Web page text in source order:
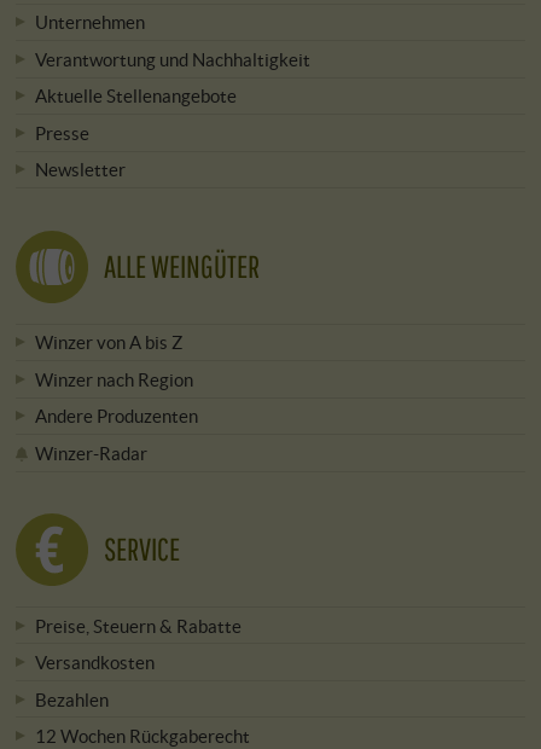
Unternehmen
Verantwortung und Nachhaltigkeit
Aktuelle Stellenangebote
Presse
Newsletter
ALLE WEINGÜTER
Winzer von A bis Z
Winzer nach Region
Andere Produzenten
Winzer-Radar
SERVICE
Preise, Steuern & Rabatte
Versandkosten
Bezahlen
12 Wochen Rückgaberecht